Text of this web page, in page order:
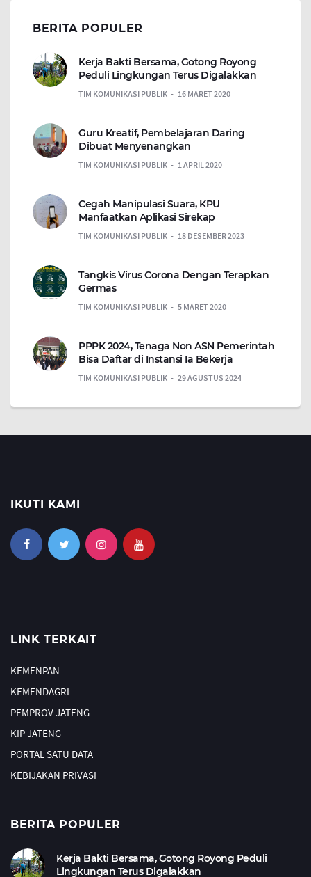
BERITA POPULER
Kerja Bakti Bersama, Gotong Royong
Peduli Lingkungan Terus Digalakkan
TIM KOMUNIKASI PUBLIK 16 MARET 2020
Guru Kreatif, Pembelajaran Daring
Dibuat Menyenangkan
TIM KOMUNIKASI PUBLIK 1 APRIL 2020
Cegah Manipulasi Suara, KPU
Manfaatkan Aplikasi Sirekap
TIM KOMUNIKASI PUBLIK 18 DESEMBER 2023
Tangkis Virus Corona Dengan Terapkan
Germas
TIM KOMUNIKASI PUBLIK 5 MARET 2020
PPPK 2024, Tenaga Non ASN Pemerintah
Bisa Daftar di Instansi Ia Bekerja
TIM KOMUNIKASI PUBLIK 29 AGUSTUS 2024
IKUTI KAMI
LINK TERKAIT
KEMENPAN
KEMENDAGRI
PEMPROV JATENG
KIP JATENG
PORTAL SATU DATA
KEBIJAKAN PRIVASI
BERITA POPULER
Kerja Bakti Bersama, Gotong Royong Peduli
Lingkungan Terus Digalakkan